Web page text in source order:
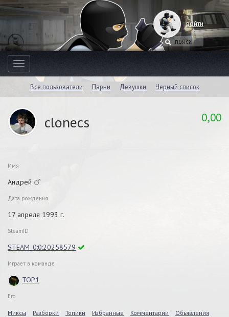
войти
Toggle
navigation
Все пользователи Парни Девушки Черный список
clonecs 0,00
Имя
Андрей
Дата рождения
17 апреля 1993 г.
SteamID
STEAM_0:0:20258579
Играет в команде
TOP1
Его
Миксы Разборки Топики Избранные Комментарии Объявления